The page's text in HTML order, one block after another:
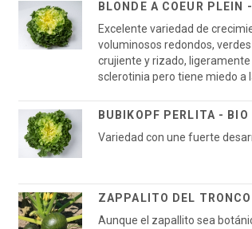
BLONDE A COEUR PLEIN
Excelente variedad de
voluminosos redondos,
crujiente y rizado,
sclerotinia pero tiene miedo a
BUBIKOPF PERLITA - BIO
Variedad con une fuerte
ZAPPALITO DEL
Aunque el zapallito sea